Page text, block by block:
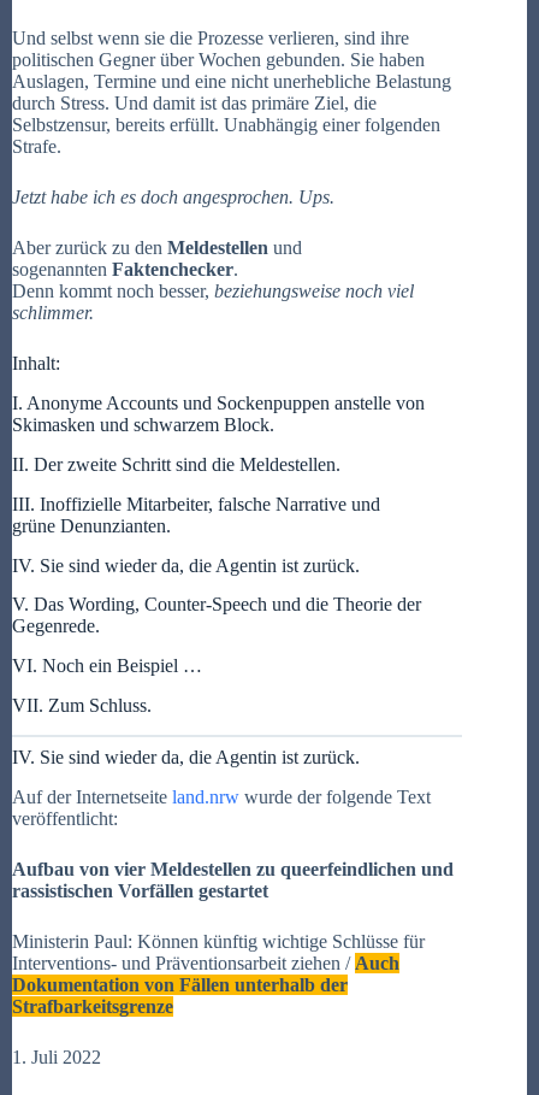
Und selbst wenn sie die Prozesse verlieren, sind ihre
politischen Gegner über Wochen gebunden. Sie haben
Auslagen, Termine und eine nicht unerhebliche Belastung
durch Stress. Und damit ist das primäre Ziel, die
Selbstzensur, bereits erfüllt. Unabhängig einer folgenden
Strafe.
Jetzt habe ich es doch angesprochen. Ups.
Aber zurück zu den Meldestellen und
sogenannten Faktenchecker.
Denn kommt noch besser, beziehungsweise noch viel
schlimmer.
Inhalt:
I. Anonyme Accounts und Sockenpuppen anstelle von
Skimasken und schwarzem Block.
II. Der zweite Schritt sind die Meldestellen.
III. Inoffizielle Mitarbeiter, falsche Narrative und
grüne Denunzianten.
IV. Sie sind wieder da, die Agentin ist zurück.
V. Das Wording, Counter-Speech und die Theorie der
Gegenrede.
VI. Noch ein Beispiel …
VII. Zum Schluss.
IV. Sie sind wieder da, die Agentin ist zurück.
Auf der Internetseite land.nrw wurde der folgende Text
veröffentlicht:
Aufbau von vier Meldestellen zu queerfeindlichen und
rassistischen Vorfällen gestartet
Ministerin Paul: Können künftig wichtige Schlüsse für
Interventions- und Präventionsarbeit ziehen / Auch
Dokumentation von Fällen unterhalb der
Strafbarkeitsgrenze
1. Juli 2022